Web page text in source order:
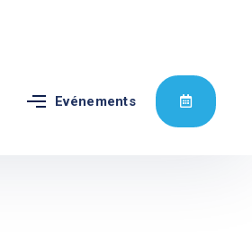
Evénements